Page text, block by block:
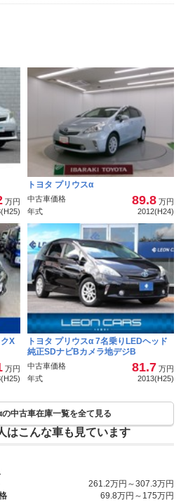
万円
トヨタ プリウスα
中古車価格 89.8 万円
年式
2012(H24)
X
万円
トヨタ プリウスα 7名乗りLEDヘッド
純正SDナビBカメラ地デジB
中古車価格 81.7 万円
年式
2013(H25)
の中古車在庫一覧を全て見る
はこんな車も見ています
261.2万円～307.3万円
69.8万円～175万円